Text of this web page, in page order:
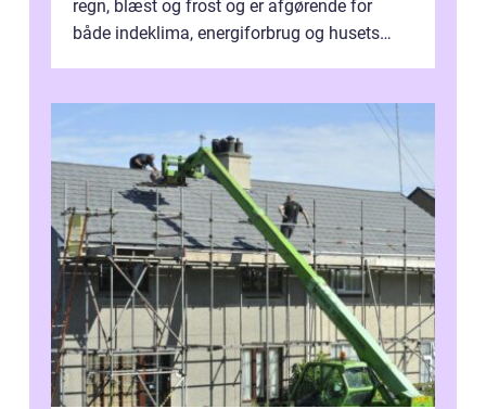
regn, blæst og frost og er afgørende for
både indeklima, energiforbrug og husets